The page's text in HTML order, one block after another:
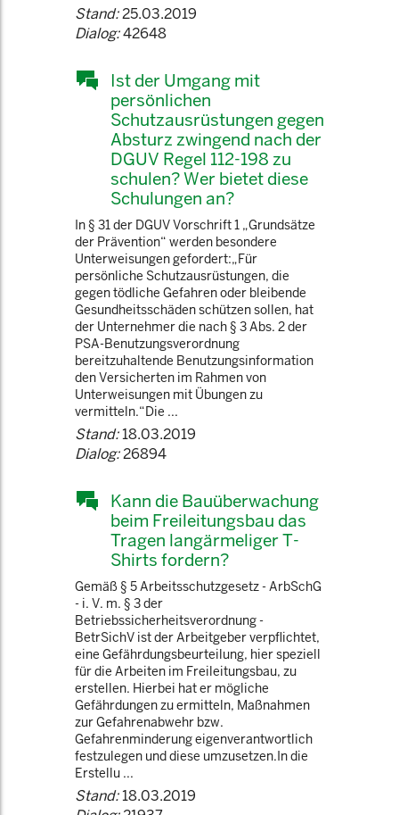
Stand:25.03.2019
Dialog:42648
Ist der Umgang mit
persönlichen
Schutzausrüstungen gegen
Absturz zwingend nach der
DGUV Regel 112-198 zu
schulen? Wer bietet diese
Schulungen an?
In § 31 der DGUV Vorschrift 1 „Grundsätze
der Prävention“ werden besondere
Unterweisungen gefordert:„Für
persönliche Schutzausrüstungen, die
gegen tödliche Gefahren oder bleibende
Gesundheitsschäden schützen sollen, hat
der Unternehmer die nach § 3 Abs. 2 der
PSA-Benutzungsverordnung
bereitzuhaltende Benutzungsinformation
den Versicherten im Rahmen von
Unterweisungen mit Übungen zu
vermitteln.“Die ...
Stand:18.03.2019
Dialog:26894
Kann die Bauüberwachung
beim Freileitungsbau das
Tragen langärmeliger T-
Shirts fordern?
Gemäß § 5 Arbeitsschutzgesetz - ArbSchG
- i. V. m. § 3 der
Betriebssicherheitsverordnung -
BetrSichV ist der Arbeitgeber verpflichtet,
eine Gefährdungsbeurteilung, hier speziell
für die Arbeiten im Freileitungsbau, zu
erstellen. Hierbei hat er mögliche
Gefährdungen zu ermitteln, Maßnahmen
zur Gefahrenabwehr bzw.
Gefahrenminderung eigenverantwortlich
festzulegen und diese umzusetzen.In die
Erstellu ...
Stand:18.03.2019